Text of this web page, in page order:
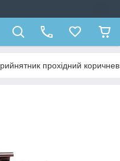
прохідний